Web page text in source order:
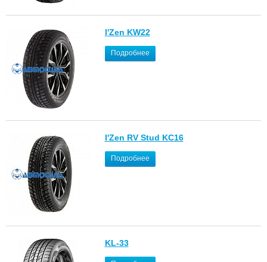
I'Zen KW22
Подробнее
I'Zen RV Stud KC16
Подробнее
KL-33